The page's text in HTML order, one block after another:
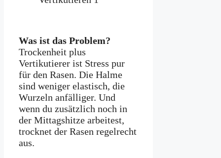
Was ist das Problem?
Trockenheit plus
Vertikutierer ist Stress pur
für den Rasen. Die Halme
sind weniger elastisch, die
Wurzeln anfälliger. Und
wenn du zusätzlich noch in
der Mittagshitze arbeitest,
trocknet der Rasen regelrecht
aus.